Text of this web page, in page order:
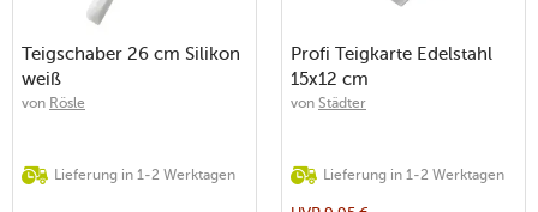
Teigschaber 26 cm Silikon
weiß
von Rösle
Lieferung in 1-2 Werktagen
Profi Teigkarte Edelstahl
15x12 cm
von Städter
Lieferung in 1-2 Werktagen